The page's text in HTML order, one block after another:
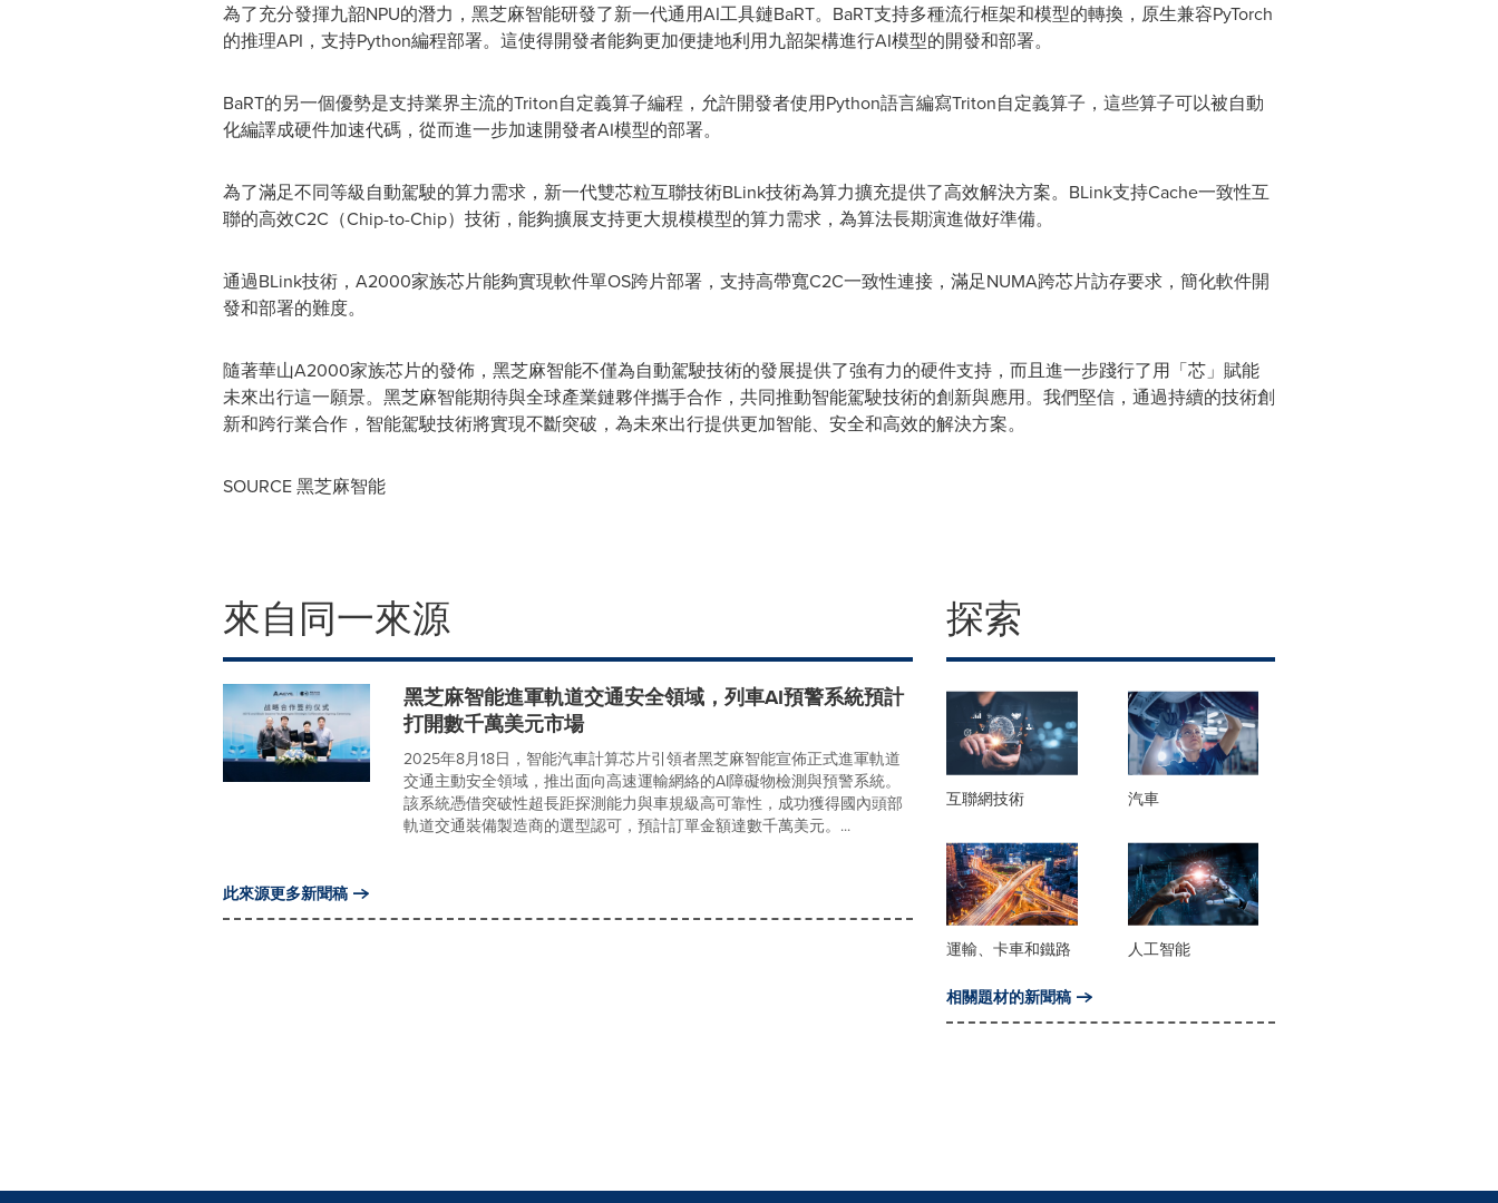
為了充分發揮九韶NPU的潛力，黑芝麻智能研發了新一代通用AI工具鏈BaRT。BaRT支持多種流行框架和模型的轉換，原生兼容PyTorch
的推理API，支持Python編程部署。這使得開發者能夠更加便捷地利用九韶架構進行AI模型的開發和部署。
BaRT的另一個優勢是支持業界主流的Triton自定義算子編程，允許開發者使用Python語言編寫Triton自定義算子，這些算子可以被自動
化編譯成硬件加速代碼，從而進一步加速開發者AI模型的部署。
為了滿足不同等級自動駕駛的算力需求，新一代雙芯粒互聯技術BLink技術為算力擴充提供了高效解決方案。BLink支持Cache一致性互
聯的高效C2C（Chip-to-Chip）技術，能夠擴展支持更大規模模型的算力需求，為算法長期演進做好準備。
通過BLink技術，A2000家族芯片能夠實現軟件單OS跨片部署，支持高帶寬C2C一致性連接，滿足NUMA跨芯片訪存要求，簡化軟件開
發和部署的難度。
隨著華山A2000家族芯片的發佈，黑芝麻智能不僅為自動駕駛技術的發展提供了強有力的硬件支持，而且進一步踐行了用「芯」賦能
未來出行這一願景。黑芝麻智能期待與全球產業鏈夥伴攜手合作，共同推動智能駕駛技術的創新與應用。我們堅信，通過持續的技術創
新和跨行業合作，智能駕駛技術將實現不斷突破，為未來出行提供更加智能、安全和高效的解決方案。
SOURCE 黑芝麻智能
來自同一來源
黑芝麻智能進軍軌道交通安全領域，列車AI預警系統預計
打開數千萬美元市場
2025年8月18日，智能汽車計算芯片引領者黑芝麻智能宣佈正式進軍軌道
交通主動安全領域，推出面向高速運輸網絡的AI障礙物檢測與預警系統。
該系統憑借突破性超長距探測能力與車規級高可靠性，成功獲得國內頭部
軌道交通裝備製造商的選型認可，預計訂單金額達數千萬美元。...
此來源更多新聞稿
探索
互聯網技術 汽車
運輸、卡車和鐵路 人工智能
相關題材的新聞稿